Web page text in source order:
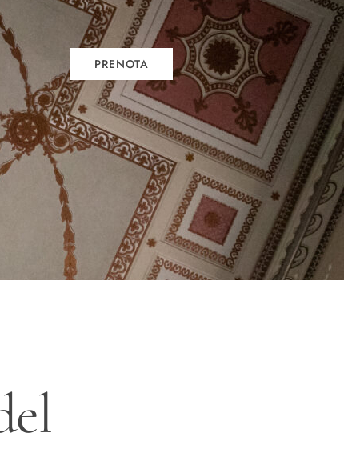
PRENOTA